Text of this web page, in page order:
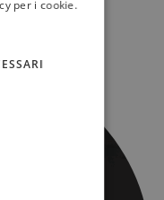
per i cookie.